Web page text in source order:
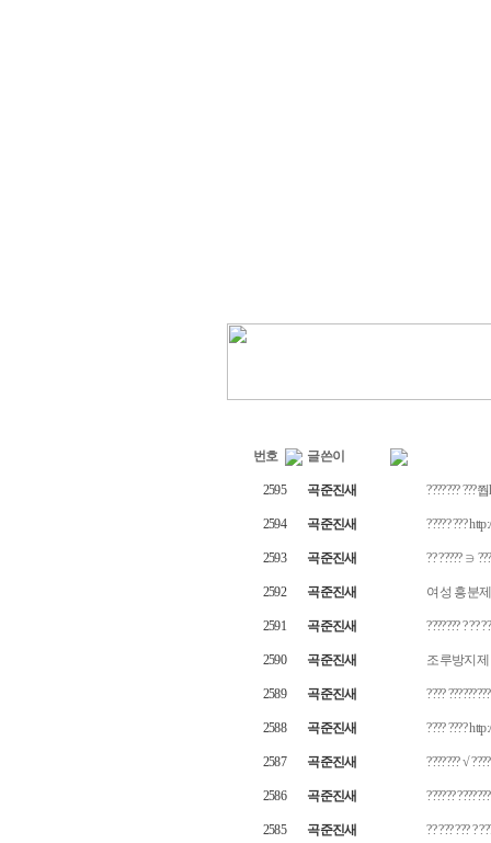
번호 글쓴이
2595 곡준진새 ??????? ???
2594 곡준진새 ????? ???
2593 곡준진새 ?? ????? ∋
2592 곡준진새 여성 흥분
2591 곡준진새 ??????? ? ??
2590 곡준진새 조루방지
2589 곡준진새 ????
2588 곡준진새 ???? ????
2587 곡준진새 ??????? √
2586 곡준진새 ??????
2585 곡준진새 ?? ??? ??? ?